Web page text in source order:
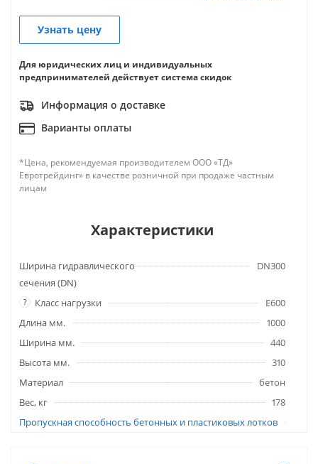
Узнать цену
Для юридических лиц и индивидуальных
предпринимателей действует система скидок
Информация о доставке
Варианты оплаты
*Цена, рекомендуемая производителем ООО «ТД»
Евротрейдинг» в качестве розничной при продаже частным
лицам
Характеристики
Ширина гидравлического
сечения (DN)
DN300
? Класс нагрузки
E600
Длина мм.
1000
Ширина мм.
440
Высота мм.
310
Материал
бетон
Вес, кг
178
Пропускная способность бетонных и пластиковых лотков